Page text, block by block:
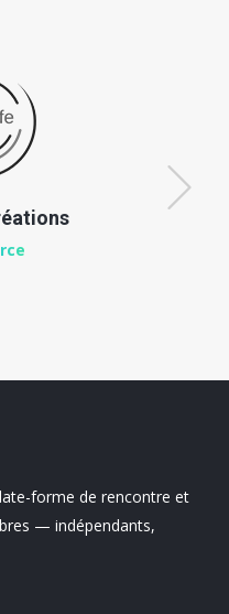
forme de rencontre et
— indépendants,